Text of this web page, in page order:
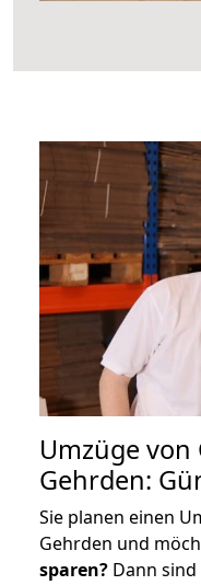
Umzüge von
Gehrden:
Sie planen einen
Gehrden und
sparen? Dann